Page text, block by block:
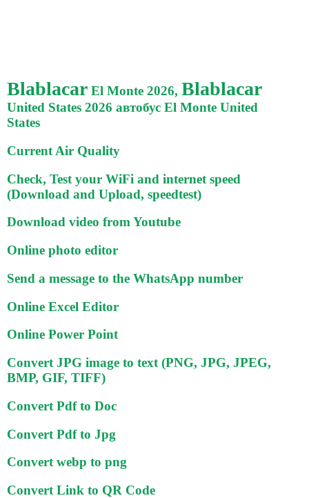
Blablacar El Monte 2026, Blablacar
United States 2026 автобус El Monte United
States
Current Air Quality
Check, Test your WiFi and internet speed
(Download and Upload, speedtest)
Download video from Youtube
Online photo editor
Send a message to the WhatsApp number
Online Excel Editor
Online Power Point
Convert JPG image to text (PNG, JPG, JPEG,
BMP, GIF, TIFF)
Convert Pdf to Doc
Convert Pdf to Jpg
Convert webp to png
Convert Link to QR Code